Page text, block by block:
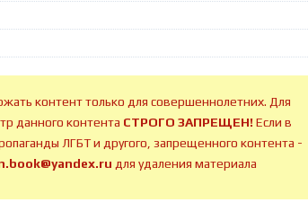
контент только для совершеннолетних. Для
данного контента СТРОГО ЗАПРЕЩЕН!Если в
ЛГБТ и другого, запрещенного контента -
для удаления материала